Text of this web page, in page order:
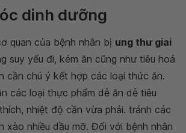
dinh dưỡng
quan của bệnh nhân bị ung thư giai
suy yếu đi, kém ăn cũng như tiêu hoá
cần chú ý kết hợp các loại thức ăn.
các loại thực phẩm dễ ăn dễ tiêu
nhiệt độ cần vừa phải. tránh các
xào nhiều dầu mỡ. Đối với bệnh nhân